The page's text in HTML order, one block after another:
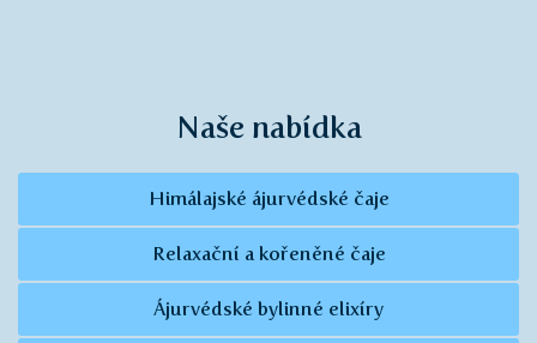
Naše nabídka
Himálajské ájurvédské čaje
Relaxační a kořeněné čaje
Ájurvédské bylinné elixíry